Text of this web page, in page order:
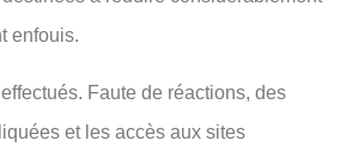
enfouis.
Faute de réactions, des
et les accès aux sites